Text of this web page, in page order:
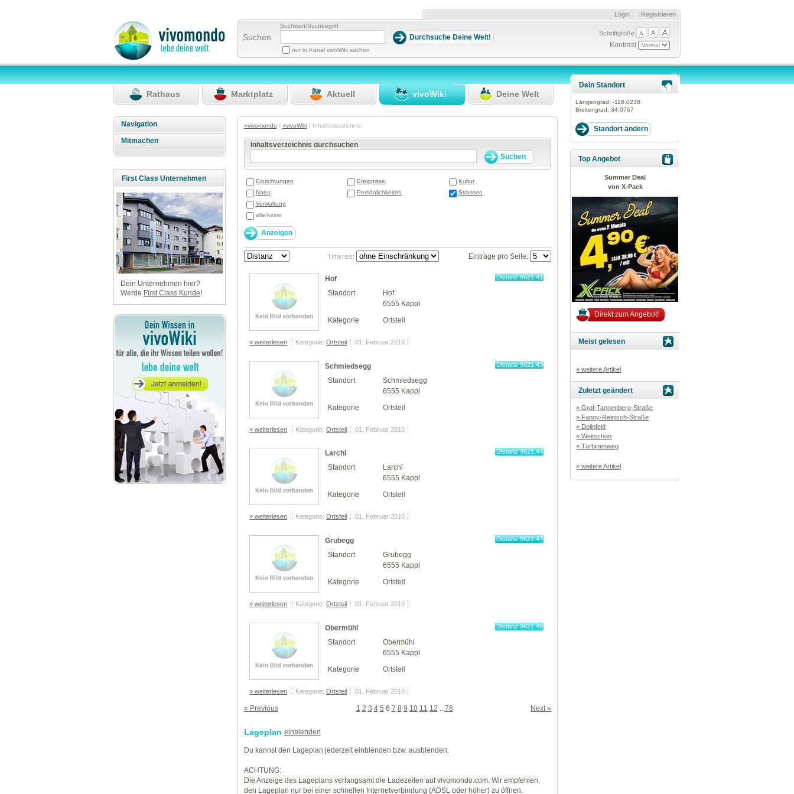
Registrieren
Login
Suchen
Suchwort/Suchbegriff
nur in Kanal vivoWiki suchen
Schriftgröße
Kontrast
Rathaus Marktplatz Aktuell vivoWiki Deine Welt
Navigation
Mitmachen
First Class Unternehmen
Dein Unternehmen hier?
Werde First Class Kunde!
»vivomondo / »vivoWiki/ Inhaltsverzeichnis
Inhaltsverzeichnis durchsuchen
Einrichtungen Ereignisse
Kultur
Natur
Persönlichkeiten
Strassen
Verwaltung
alle/keine
Umkreis: Einträge pro Seite:
Hof
Distanz 9621.41
Standort
Hof
6555 Kappl
Kategorie
Ortsteil
» weiterlesen Kategorie:Ortsteil 01. Februar 2010
Schmiedsegg
Distanz 9621.43
Standort
Schmiedsegg
6555 Kappl
Kategorie
Ortsteil
» weiterlesen Kategorie:Ortsteil 01. Februar 2010
Larchi
Distanz 9621.44
Standort
Larchi
6555 Kappl
Kategorie
Ortsteil
» weiterlesen Kategorie:Ortsteil 01. Februar 2010
Grubegg
Distanz 9621.47
Standort
Grubegg
6555 Kappl
Kategorie
Ortsteil
» weiterlesen Kategorie:Ortsteil 01. Februar 2010
Obermühl
Distanz 9621.49
Standort
Obermühl
6555 Kappl
Kategorie
Ortsteil
» weiterlesen Kategorie:Ortsteil 01. Februar 2010
« Previous Next »
1 2 3 4 5 6 7 8 9 10 11 12 ...76
Lageplan einblenden
Du kannst den Lageplan jederzeit einblenden bzw. ausblenden.
ACHTUNG:
Die Anzeige des Lageplans verlangsamt die Ladezeiten auf vivomondo.com. Wir empfehlen,
den Lageplan nur bei einer schnellen Internetverbindung (ADSL oder höher) zu öffnen.
Dein Standort
Längengrad: -118.0238
Breitengrad: 34.0767
Top Angebot
Summer Deal
von X-Pack
Direkt zum Angebot!
Meist gelesen
» weitere Artikel
Zuletzt geändert
» Graf-Tannenberg-Straße
» Fanny-Reinisch-Straße
» Dollnfeld
» Weitschön
» Turbinenweg
» weitere Artikel